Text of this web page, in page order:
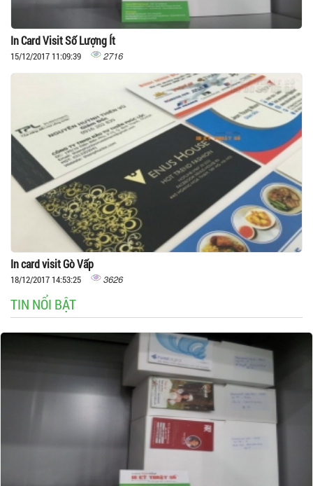
In Card Visit Số Lượng Ít
15/12/2017 11:09:39 2716
In card visit Gò Vấp
18/12/2017 14:53:25 3626
TIN NỔI BẬT